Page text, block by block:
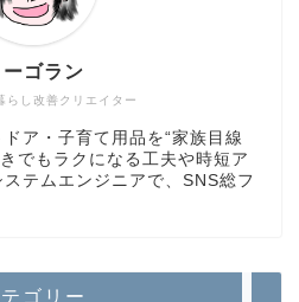
らし改善クリエイター
ーゴラン
ア・子育て用品を“家族目線
でもラクになる工夫や時短ア
テムエンジニアで、SNS総フ
ゴリー
カテゴリ紹介
プロフィール